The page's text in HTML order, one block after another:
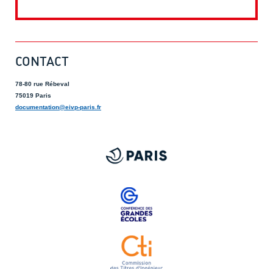
CONTACT
78-80 rue Rébeval
75019 Paris
documentation@eivp-paris.fr